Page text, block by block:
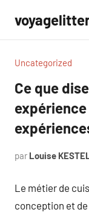
contenu
Uncategorized
Ce que
par Louise
Le métier de
conception et de